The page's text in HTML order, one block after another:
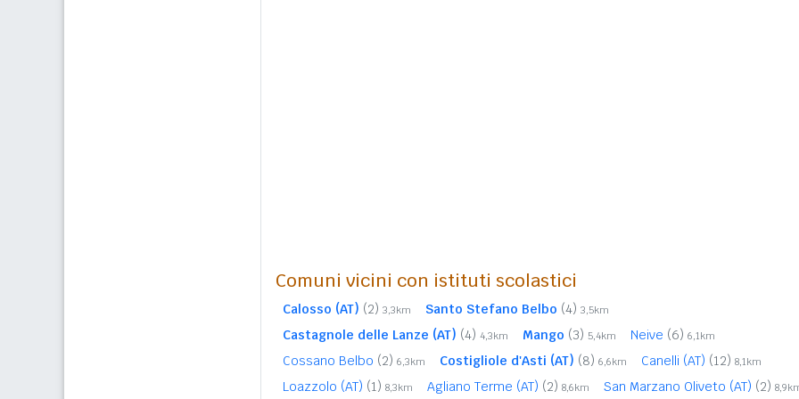
Comuni vicini con istituti scolastici
Calosso (AT) (2) 3,3km Santo Stefano Belbo (4) 3,5km
Castagnole delle Lanze (AT) (4) 4,3km Mango (3) 5,4km Neive (6) 6,1km
Cossano Belbo (2) 6,3km Costigliole d'Asti (AT) (8) 6,6km Canelli (AT) (12) 8,1km
Loazzolo (AT) (1) 8,3km Agliano Terme (AT) (2) 8,6km San Marzano Oliveto (AT) (2)